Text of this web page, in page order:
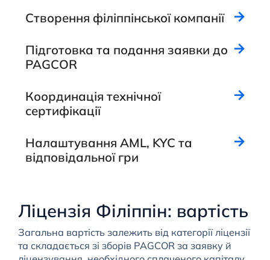
Створення філіппінської компанії
Підготовка та подання заявки до
PAGCOR
Координація технічної
сертифікації
Налаштування AML, KYC та
відповідальної гри
Ліцензія Філіппін: вартість
Загальна вартість залежить від категорії ліцензії
та складається зі зборів PAGCOR за заявку й